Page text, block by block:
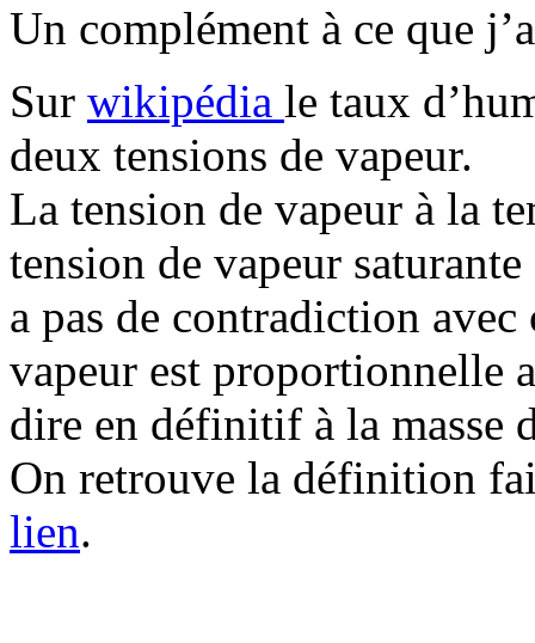
Un complément à ce que
Sur wikipédia le taux
deux tensions de vapeur.
La tension de vapeur à la
tension de vapeur
a pas de contradiction
vapeur est proportionnelle
dire en définitif à la masse
On retrouve la définition
lien.